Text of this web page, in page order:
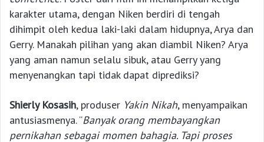
karakter utama, dengan Niken berdiri di tengah
dihimpit oleh kedua laki-laki dalam hidupnya, Arya dan
Gerry. Manakah pilihan yang akan diambil Niken? Arya
yang aman namun selalu sibuk, atau Gerry yang
menyenangkan tapi tidak dapat diprediksi?
Shierly Kosasih, produser Yakin Nikah, menyampaikan
antusiasmenya. “Banyak orang membayangkan
pernikahan sebagai momen bahagia. Tapi proses